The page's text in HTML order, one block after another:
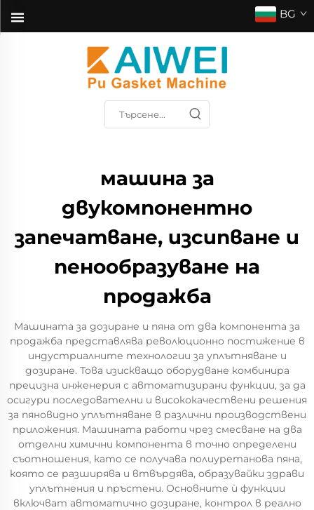
BG
машина за
двукомпонентно
запечатване, изсипване и
пенообразуване на
продажба
Машината за дозиране и пяна от два компонента за
продажба представлява революционно постижение в
индустриалните технологии за уплътняване и
дозиране. Това изискващо оборудване комбинира
прецизна инженерия с автоматизирани функции, за да
осигури последователни и висококачествени решения
за пяновидно уплътняване в различни производствени
приложения. Машината работи чрез смесване на два
отделни химични компонента в точно определени
съотношения, като се получава полиуретанова пяна,
която се разширява и втвърдява, образувайки здрави
уплътнения и пръстени. Основните ѝ функции
включват автоматично дозиране, контрол в реално